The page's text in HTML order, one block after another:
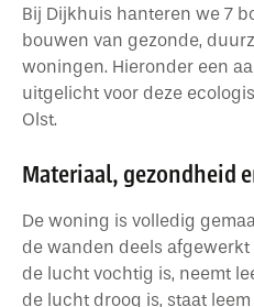
Bij Dijkhuis hanteren we 7
bouwen van gezonde,
woningen. Hieronder een
uitgelicht voor deze
Olst.
Materiaal, gezondheid
De woning is volledig
de wanden deels
de lucht vochtig is, neemt
de lucht droog is, staat